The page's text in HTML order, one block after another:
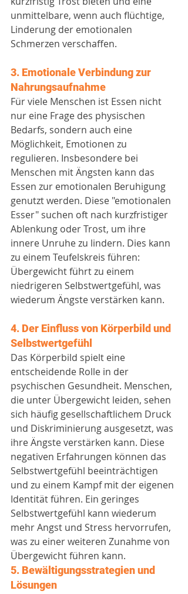
unmittelbare, wenn auch flüchtige,
Linderung der emotionalen
Schmerzen verschaffen.
3. Emotionale Verbindung zur
Nahrungsaufnahme
Für viele Menschen ist Essen nicht
nur eine Frage des physischen
Bedarfs, sondern auch eine
Möglichkeit, Emotionen zu
regulieren. Insbesondere bei
Menschen mit Ängsten kann das
Essen zur emotionalen Beruhigung
genutzt werden. Diese "emotionalen
Esser" suchen oft nach kurzfristiger
Ablenkung oder Trost, um ihre
innere Unruhe zu lindern. Dies kann
zu einem Teufelskreis führen:
Übergewicht führt zu einem
niedrigeren Selbstwertgefühl, was
wiederum Ängste verstärken kann.
4. Der Einfluss von Körperbild und
Selbstwertgefühl
Das Körperbild spielt eine
entscheidende Rolle in der
psychischen Gesundheit. Menschen,
die unter Übergewicht leiden, sehen
sich häufig gesellschaftlichem Druck
und Diskriminierung ausgesetzt, was
ihre Ängste verstärken kann. Diese
negativen Erfahrungen können das
Selbstwertgefühl beeinträchtigen
und zu einem Kampf mit der eigenen
Identität führen. Ein geringes
Selbstwertgefühl kann wiederum
mehr Angst und Stress hervorrufen,
was zu einer weiteren Zunahme von
Übergewicht führen kann.
5. Bewältigungsstrategien und
Lösungen